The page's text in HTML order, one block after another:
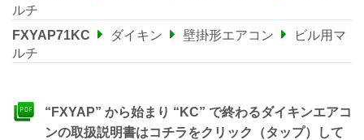
ルチ
FXYAP71KC
ダイキン 壁掛形エアコン
ビル用マ
ルチ
“FXYAP” から始まり “KC” で終わるダイキンエアコ
ンの取扱説明書はコチラをクリック（タップ）して